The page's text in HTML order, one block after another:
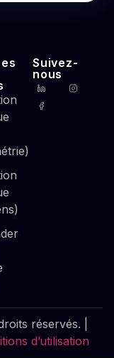
Suivez-
nous
réservés. |
d’utilisation